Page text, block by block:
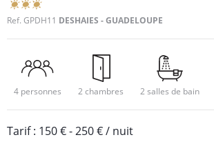
Ref. GPDH11 DESHAIES - GUADELOUPE
4 personnes 2 chambres 2 salles de bain
Tarif : 150 €-250 €/ nuit